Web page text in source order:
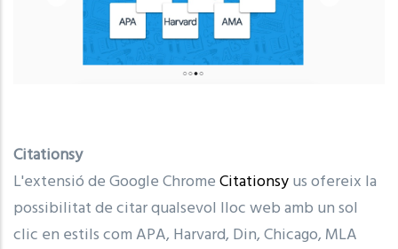
Citationsy
L'extensió de Google ChromeCitationsyus ofereix la
possibilitat de citar qualsevol lloc web amb un sol
clic en estils com APA, Harvard, Din, Chicago, MLA